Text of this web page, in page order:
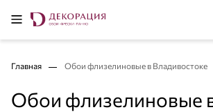
Главная Обои флизелиновые в Владивостоке
Обои флизелиновые